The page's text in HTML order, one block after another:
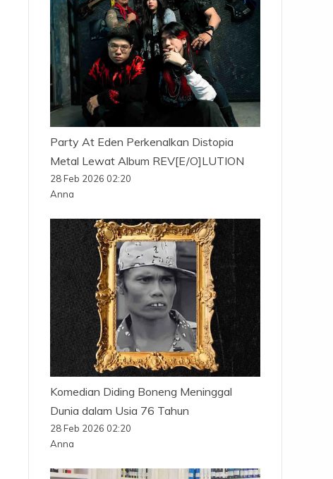
Party At Eden Perkenalkan Distopia
Metal Lewat Album REV[E/O]LUTION
28 Feb 2026 02:20
Anna
Komedian Diding Boneng Meninggal
Dunia dalam Usia 76 Tahun
28 Feb 2026 02:20
Anna